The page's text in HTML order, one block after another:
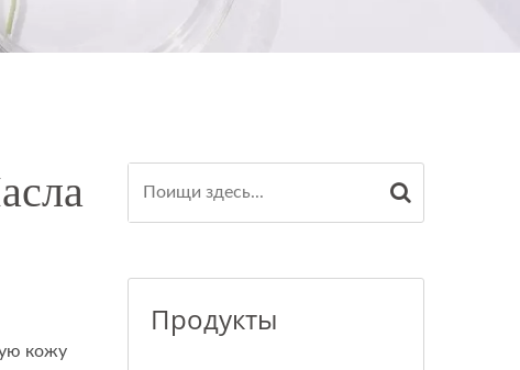
кожу
Продукты